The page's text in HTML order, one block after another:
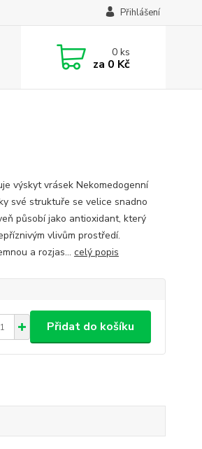
Přihlášení
0ks
za 0 Kč
výskyt vrásek Nekomedogenní
své struktuře se velice snadno
působí jako antioxidant, který
vlivům prostředí.
a rozjas... celý popis
Přidat do košíku